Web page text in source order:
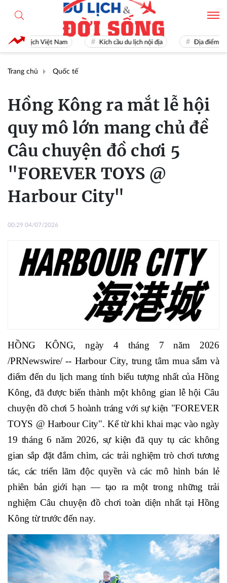
Du lịch Việt Nam Kích cầu du lịch nội địa Địa điểm du
Trang chủ Quốc tế
Hồng Kông ra mắt lễ hội
quy mô lớn mang chủ đề
Câu chuyện đồ chơi 5
"FOREVER TOYS @
Harbour City"
00:29 04/07/2026
HỒNG KÔNG, ngày 4 tháng 7 năm 2026
/PRNewswire/ -- Harbour City, trung tâm mua sắm và
điểm đến du lịch mang tính biểu tượng nhất của Hồng
Kông, đã được biến thành một không gian lễ hội Câu
chuyện đồ chơi 5 hoành tráng với sự kiện "FOREVER
TOYS @ Harbour City". Kể từ khi khai mạc vào ngày
19 tháng 6 năm 2026, sự kiện đã quy tụ các không
gian sắp đặt đắm chìm, các trải nghiệm trò chơi tương
tác, các triển lãm độc quyền và các mô hình bán lẻ
phiên bản giới hạn — tạo ra một trong những trải
nghiệm Câu chuyện đồ chơi toàn diện nhất tại Hồng
Kông từ trước đến nay.